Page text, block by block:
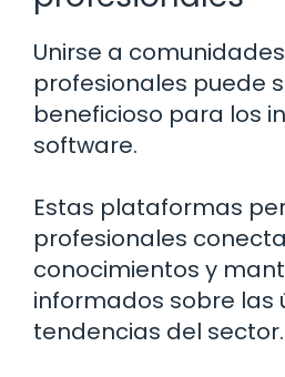
Unirse a
profesionales puede
beneficioso para los
software.
Estas plataformas
profesionales
conocimientos y
informados sobre las
tendencias del sector.